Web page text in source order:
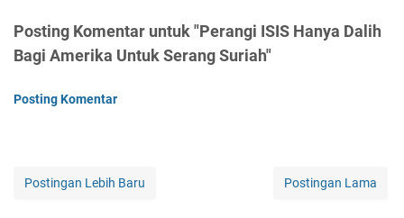
Posting Komentar untuk "Perangi ISIS Hanya Dalih
Bagi Amerika Untuk Serang Suriah"
Posting Komentar
Postingan Lebih Baru Postingan Lama